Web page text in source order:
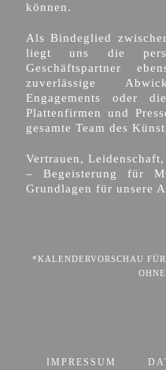
können.
Als Bindeglied
liegt uns die
Geschäftspartner
zuverlässige
Engagements oder
Plattenfirmen und
gesamte Team des
Vertrauen,
– Begeisterung für
Grundlagen für unsere
*KALENDERVORSCHAU
IMPRESSUM